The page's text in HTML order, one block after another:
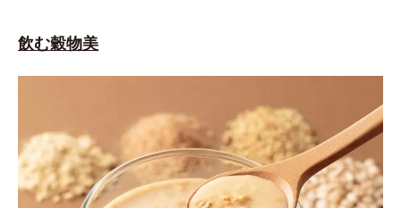
飲む穀物美